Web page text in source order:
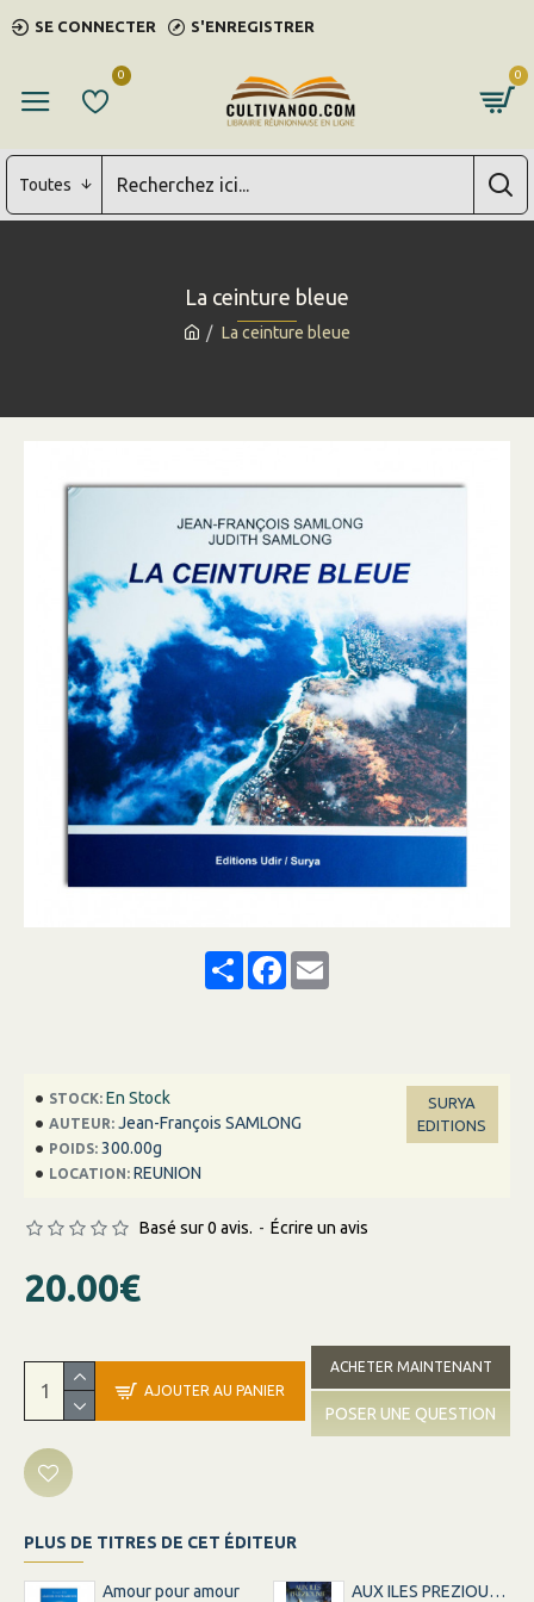
SE CONNECTER S'ENREGISTRER
0 0
Toutes
La ceinture bleue
La ceinture bleue
ShareFacebook
Email
STOCK: En Stock
AUTEUR: Jean-François SAMLONG
POIDS: 300.00g
LOCATION: REUNION
SURYA
EDITIONS
Basé sur 0 avis. - Écrire un avis
20.00€
AJOUTER AU PANIER
ACHETER MAINTENANT
POSER UNE QUESTION
PLUS DE TITRES DE CET ÉDITEUR
Amour pour amour AUX ILES PREZIOUME